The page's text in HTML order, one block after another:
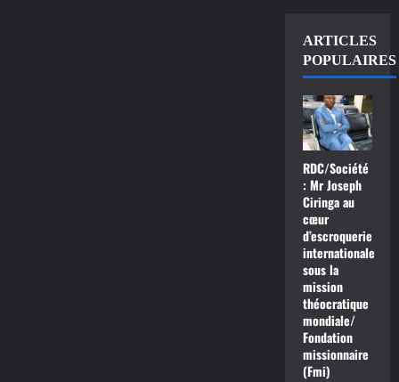
ARTICLES
POPULAIRES
RDC/Société
: Mr Joseph
Ciringa au
cœur
d’escroquerie
internationale
sous la
mission
théocratique
mondiale/
Fondation
missionnaire
(Fmi)